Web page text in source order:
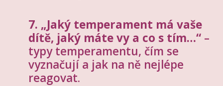
7. „Jaký temperament má vaše
dítě, jaký máte vy a co s tím…“ –
typy temperamentu, čím se
vyznačují a jak na ně nejlépe
reagovat.